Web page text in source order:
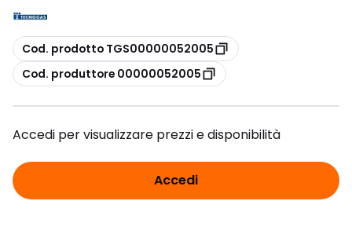
copia
Cod. prodotto TGS00000052005
copia
Cod. produttore 00000052005
Accedi per visualizzare prezzi e disponibilità
Accedi